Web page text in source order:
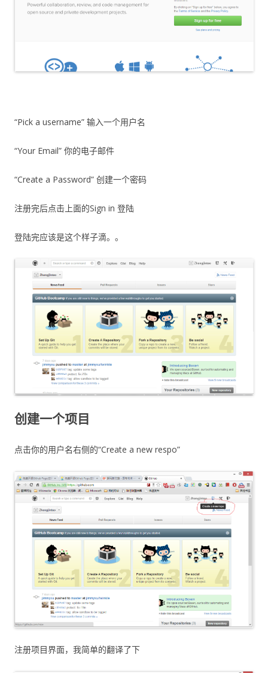
“Pick a username” 输入一个用户名
“Your Email” 你的电子邮件
“Create a Password” 创建一个密码
注册完后点击上面的Sign in 登陆
登陆完应该是这个样子滴。。
创建一个项目
点击你的用户名右侧的“Create a new respo”
注册项目界面，我简单的翻译了下